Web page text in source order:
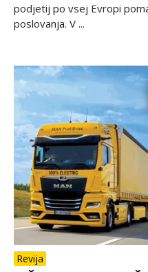
podjetij po vsej Evropi
poslovanja. V ...
Revija